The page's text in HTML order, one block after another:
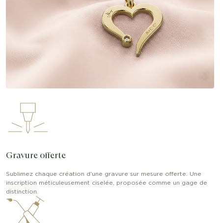
Gravure offerte
Sublimez chaque création d'une gravure sur mesure offerte. Une
inscription méticuleusement ciselée, proposée comme un gage de
distinction.